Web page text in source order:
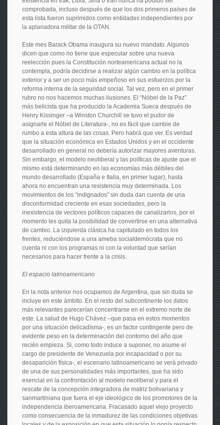
comprobada, incluso después de que los dos primeros países de
esta lista fueron suprimidos como entidades independientes por
la aplanadora militar de la OTAN.
Este mes Barack Obama inaugura su nuevo mandato. Algunos
dicen que como no tiene que especular sobre una nueva
reelección pues la Constitución norteamericana actual no la
contempla, podría decidirse a realizar algún cambio en la política
exterior y a ser un poco más empeñoso en sus esfuerzos por la
reforma interna de la seguridad social. Tal vez, pero en el primer
rubro no nos hacemos muchas ilusiones. El “Nóbel de la Paz”
más belicista que ha producido la Academia Sueca después de
Henry Kissinger –a Winston Churchill se tuvo el pudor de
asignarle el Nóbel de Literatura-, no es fácil que cambie de
rumbo a esta altura de las cosas. Pero habrá que ver. Es verdad
que la situación económica en Estados Unidos y en el occidente
desarrollado en general no debería autorizar mayores aventuras.
Sin embargo, el modelo neoliberal y las políticas de ajuste que el
mismo está determinando en las economías más débiles del
mundo desarrollado (España e Italia, en primer lugar), hasta
ahora no encuentran una resistencia muy determinada. Los
movimientos de los “indignados” sin duda dan cuenta de una
disconformidad creciente en esas sociedades, pero la
inexistencia de vectores políticos capaces de canalizarlos, por el
momento les quita la posibilidad de convertirse en una alternativa
de cambio. La izquierda clásica ha capitulado en todos los
frentes, reduciéndose a una ameba socialdemócrata que no
cuenta ni con los programas ni con la voluntad que serían
necesarios para hacer frente a la crisis.
El espacio latinoamericano
En la nota anterior nos ocupamos de Argentina, que sin duda se
incluye en este ámbito. En el resto del subcontinente los datos
más relevantes parecerían concentrarse en el extremo norte de
este. La salud de Hugo Chávez –que pasa en estos momentos
por una situación delicadísma-, es un factor contingente pero de
evidente peso en la determinación del contorno del año que
recién empieza. Si, como todo induce a suponer, no asume el
cargo de presidente de Venezuela por incapacidad o por su
desaparición física-, el escenario latinoamericano se verá privado
de una de sus personalidades más importantes, que ha sido
esencial en la confrontación al modelo neoliberal y para el
rescate de la concepción integradora de matriz bolivariana y
sanmartiniana que fuera el eje ideológico de los promotores de la
independencia iberoamericana. Fracasado aquel viejo proyecto
como consecuencia de la inmadurez de las condiciones objetivas